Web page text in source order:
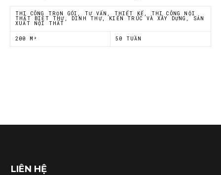
Chính sách riêng tư
Á Đông
THI CÔNG TRỌN GÓI, TƯ VẤN, THIẾT KẾ, THI CÔNG NỘI
THẤT BIỆT THỰ, DINH THỰ, KIẾN TRÚC VÀ XÂY DỰNG, SẢN
XUẤT NỘI THẤT
200 M² 50 TUẦN
LIÊN HỆ